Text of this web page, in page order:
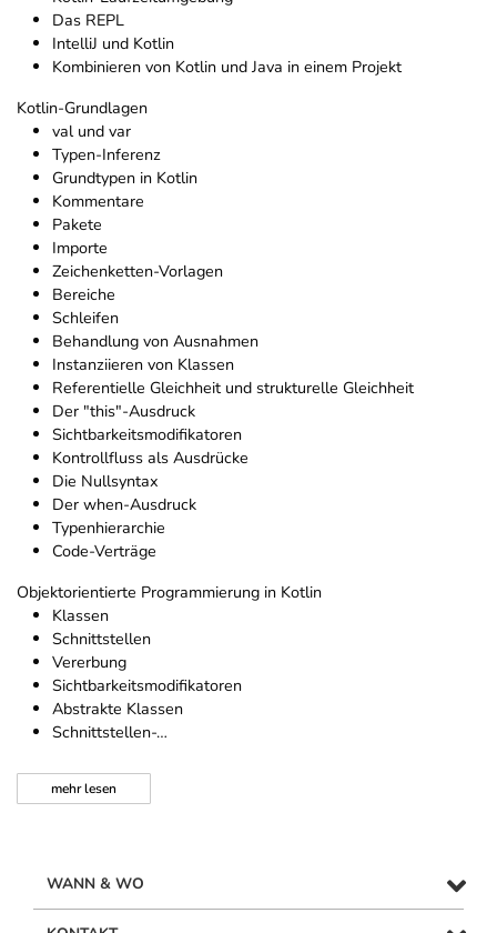
Das REPL
IntelliJ und Kotlin
Kombinieren von Kotlin und Java in einem Projekt
Kotlin-Grundlagen
val und var
Typen-Inferenz
Grundtypen in Kotlin
Kommentare
Pakete
Importe
Zeichenketten-Vorlagen
Bereiche
Schleifen
Behandlung von Ausnahmen
Instanziieren von Klassen
Referentielle Gleichheit und strukturelle Gleichheit
Der "this"-Ausdruck
Sichtbarkeitsmodifikatoren
Kontrollfluss als Ausdrücke
Die Nullsyntax
Der when-Ausdruck
Typenhierarchie
Code-Verträge
Objektorientierte Programmierung in Kotlin
Klassen
Schnittstellen
Vererbung
Sichtbarkeitsmodifikatoren
Abstrakte Klassen
Schnittstellen-…
mehrlesen
WANN & WO